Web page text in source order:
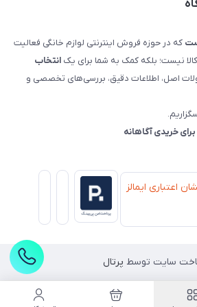
که در حوزه فروش اینترنتی لوازم خانگی فعالیت
نیست؛ بلکه کمک به شما برای یک انتخاب
اصل، اطلاعات دقیق، بررسی‌های تخصصی و
خریدی آگاهانه
سایت توسط پرتال